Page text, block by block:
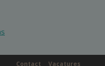
Vacatures
Contact